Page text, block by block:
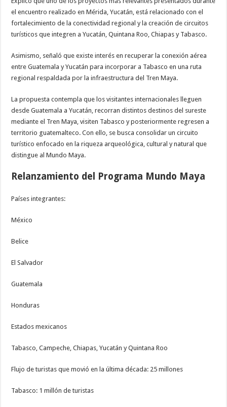
el encuentro realizado en Mérida, Yucatán, está relacionado con el
fortalecimiento de la conectividad regional y la creación de circuitos
turísticos que integren a Yucatán, Quintana Roo, Chiapas y Tabasco.
Asimismo, señaló que existe interés en recuperar la conexión aérea
entre Guatemala y Yucatán para incorporar a Tabasco en una ruta
regional respaldada por la infraestructura del Tren Maya.
La propuesta contempla que los visitantes internacionales lleguen
desde Guatemala a Yucatán, recorran distintos destinos del sureste
mediante el Tren Maya, visiten Tabasco y posteriormente regresen a
territorio guatemalteco. Con ello, se busca consolidar un circuito
turístico enfocado en la riqueza arqueológica, cultural y natural que
distingue al Mundo Maya.
Relanzamiento del Programa Mundo Maya
Países integrantes:
México
Belice
El Salvador
Guatemala
Honduras
Estados mexicanos
Tabasco, Campeche, Chiapas, Yucatán y Quintana Roo
Flujo de turistas que movió en la última década: 25 millones
Tabasco: 1 millón de turistas